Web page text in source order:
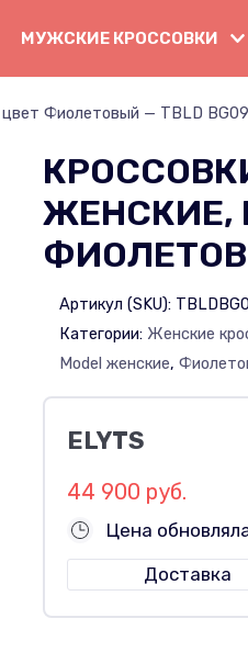
МУЖСКИЕ КРОССОВКИ
цвет Фиолетовый — TBLD BG09
КРОССОВКИ
ЖЕНСКИЕ,
Артикул (SKU):
Категории: Женские
Model женские,
ELYTS
44 900 руб.
Цена
Доставка